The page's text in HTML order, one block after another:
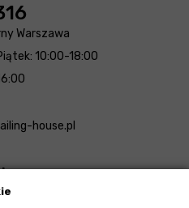
Warszawa
10:00-18:00
house.pl